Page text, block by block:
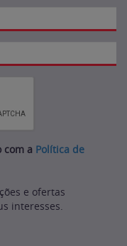
com a Política de
e ofertas
interesses.